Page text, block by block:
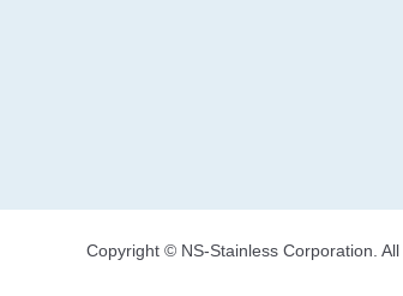
Copyright © NS-Stainless Corporation. All